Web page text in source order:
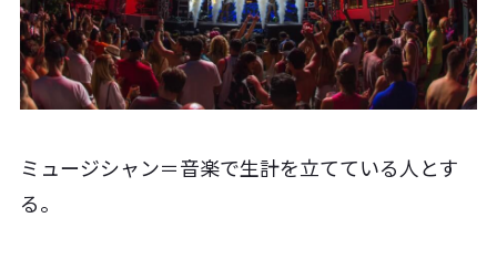
ミュージシャン＝音楽で生計を立てている人とす
る。